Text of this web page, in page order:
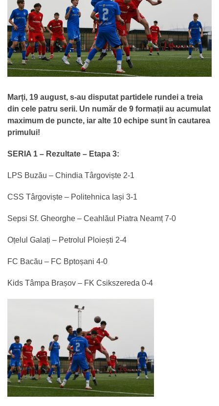
Marți, 19 august, s-au disputat partidele rundei a treia
din cele patru serii. Un număr de 9 formații au acumulat
maximum de puncte, iar alte 10 echipe sunt în cautarea
primului!
SERIA 1 – Rezultate – Etapa 3:
LPS Buzău – Chindia Târgoviște 2-1
CSS Târgoviște – Politehnica Iași 3-1
Sepsi Sf. Gheorghe – Ceahlăul Piatra Neamț 7-0
Oțelul Galați – Petrolul Ploiești 2-4
FC Bacău – FC Bptoșani 4-0
Kids Tâmpa Brașov – FK Csikszereda 0-4